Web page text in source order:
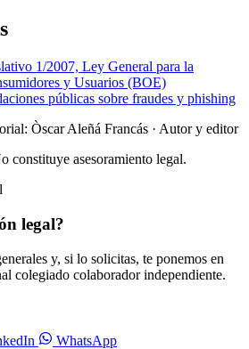
1/2007, Ley General para la
y Usuarios (BOE)
públicas sobre fraudes y phishing
Òscar Aleñá Francás · Autor y editor
constituye asesoramiento legal.
legal?
y, si lo solicitas, te ponemos en
colegiado colaborador independiente.
WhatsApp